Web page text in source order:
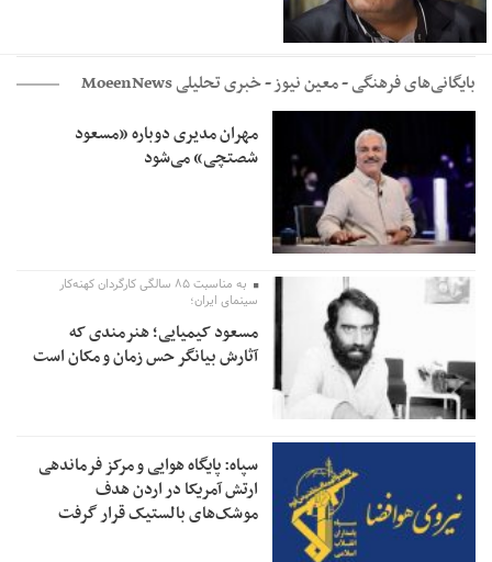
بایگانی‌های فرهنگی - معین نیوز - خبری تحلیلی MoeenNews
مهران مدیری دوباره «مسعود
شصتچی» می‌شود
به مناسبت ۸۵ سالگی کارگردان کهنه‌کار
سینمای ایران؛
مسعود کیمیایی؛ هنرمندی که
آثارش بیانگر حس زمان و مکان است
سپاه: پایگاه هوایی و مرکز فرماندهی
ارتش آمریکا در اردن هدف
موشک‌های بالستیک قرار گرفت